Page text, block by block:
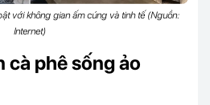
với không gian ấm cúng và tinh tế (Nguồn:
Internet)
cà phê sống ảo